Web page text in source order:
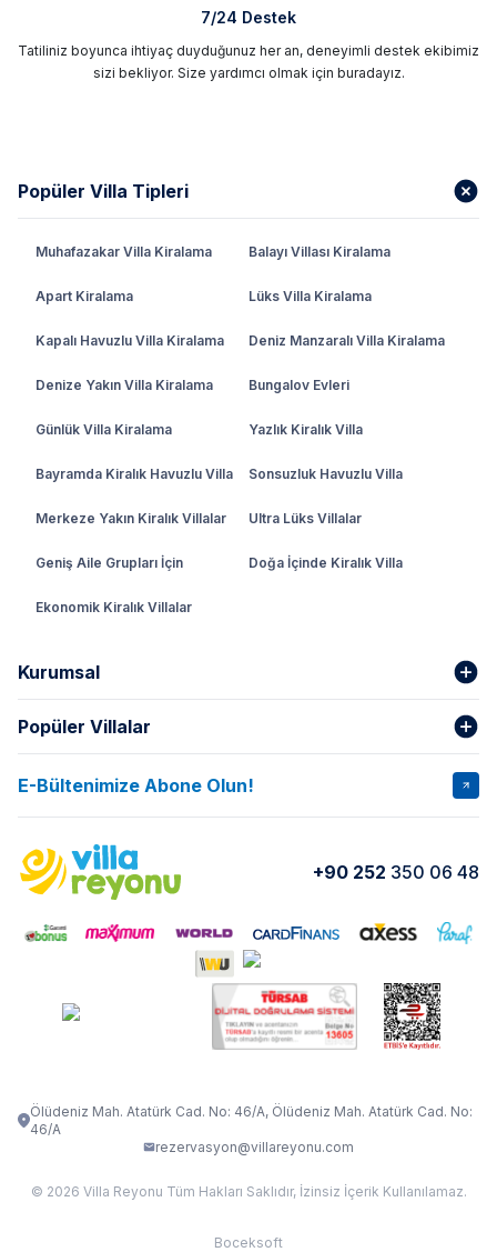
7/24 Destek
Tatiliniz boyunca ihtiyaç duyduğunuz her an, deneyimli destek ekibimiz
sizi bekliyor. Size yardımcı olmak için buradayız.
Popüler Villa Tipleri
Muhafazakar Villa Kiralama Balayı Villası Kiralama
Apart Kiralama Lüks Villa Kiralama
Kapalı Havuzlu Villa Kiralama Deniz Manzaralı Villa Kiralama
Denize Yakın Villa Kiralama Bungalov Evleri
Günlük Villa Kiralama Yazlık Kiralık Villa
Bayramda Kiralık Havuzlu Villa Sonsuzluk Havuzlu Villa
Merkeze Yakın Kiralık Villalar Ultra Lüks Villalar
Geniş Aile Grupları İçin Doğa İçinde Kiralık Villa
Ekonomik Kiralık Villalar
Kurumsal
Hakkımızda
İptal Şartları Banka Hesapları
Kurumsal Blog
Yorumlar Nasıl Kiralarım
Popüler Villalar
VİLLA SALKIM VİLLA SLAY 1
VİLLA OLENNA 1 VİLLA MERT
VILLA ADRIMA 1
VİLLA TİAMO VİLLA ZEYTİN DALI
VILLA ELMALI
E-Bültenimize Abone Olun!
+90 252 350 06 48
Ölüdeniz Mah. Atatürk Cad. No: 46/A, Ölüdeniz Mah. Atatürk Cad. No:
46/A
rezervasyon@villareyonu.com
© 2026 Villa Reyonu Tüm Hakları Saklıdır, İzinsiz İçerik Kullanılamaz.
Boceksoft